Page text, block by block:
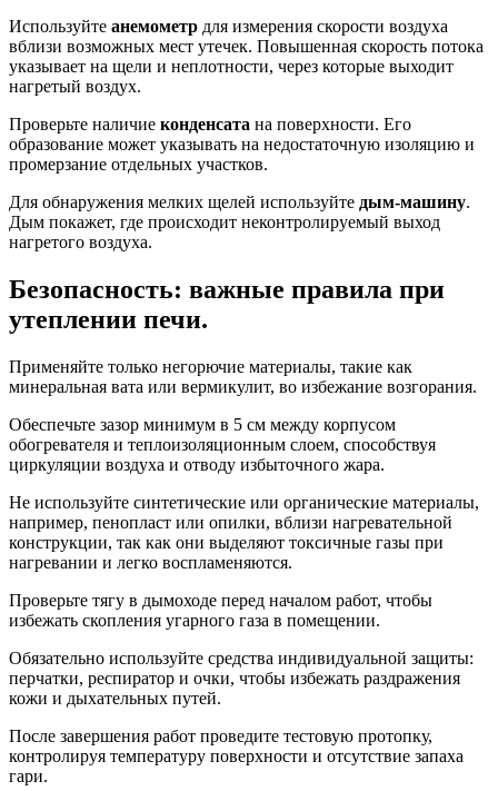
Используйте анемометр для измерения скорости воздуха
вблизи возможных мест утечек. Повышенная скорость потока
указывает на щели и неплотности, через которые выходит
нагретый воздух.
Проверьте наличие конденсата на поверхности. Его
образование может указывать на недостаточную изоляцию и
промерзание отдельных участков.
Для обнаружения мелких щелей используйте дым-машину.
Дым покажет, где происходит неконтролируемый выход
нагретого воздуха.
Безопасность: важные правила при
утеплении печи.
Применяйте только негорючие материалы, такие как
минеральная вата или вермикулит, во избежание возгорания.
Обеспечьте зазор минимум в 5 см между корпусом
обогревателя и теплоизоляционным слоем, способствуя
циркуляции воздуха и отводу избыточного жара.
Не используйте синтетические или органические материалы,
например, пенопласт или опилки, вблизи нагревательной
конструкции, так как они выделяют токсичные газы при
нагревании и легко воспламеняются.
Проверьте тягу в дымоходе перед началом работ, чтобы
избежать скопления угарного газа в помещении.
Обязательно используйте средства индивидуальной защиты:
перчатки, респиратор и очки, чтобы избежать раздражения
кожи и дыхательных путей.
После завершения работ проведите тестовую протопку,
контролируя температуру поверхности и отсутствие запаха
гари.